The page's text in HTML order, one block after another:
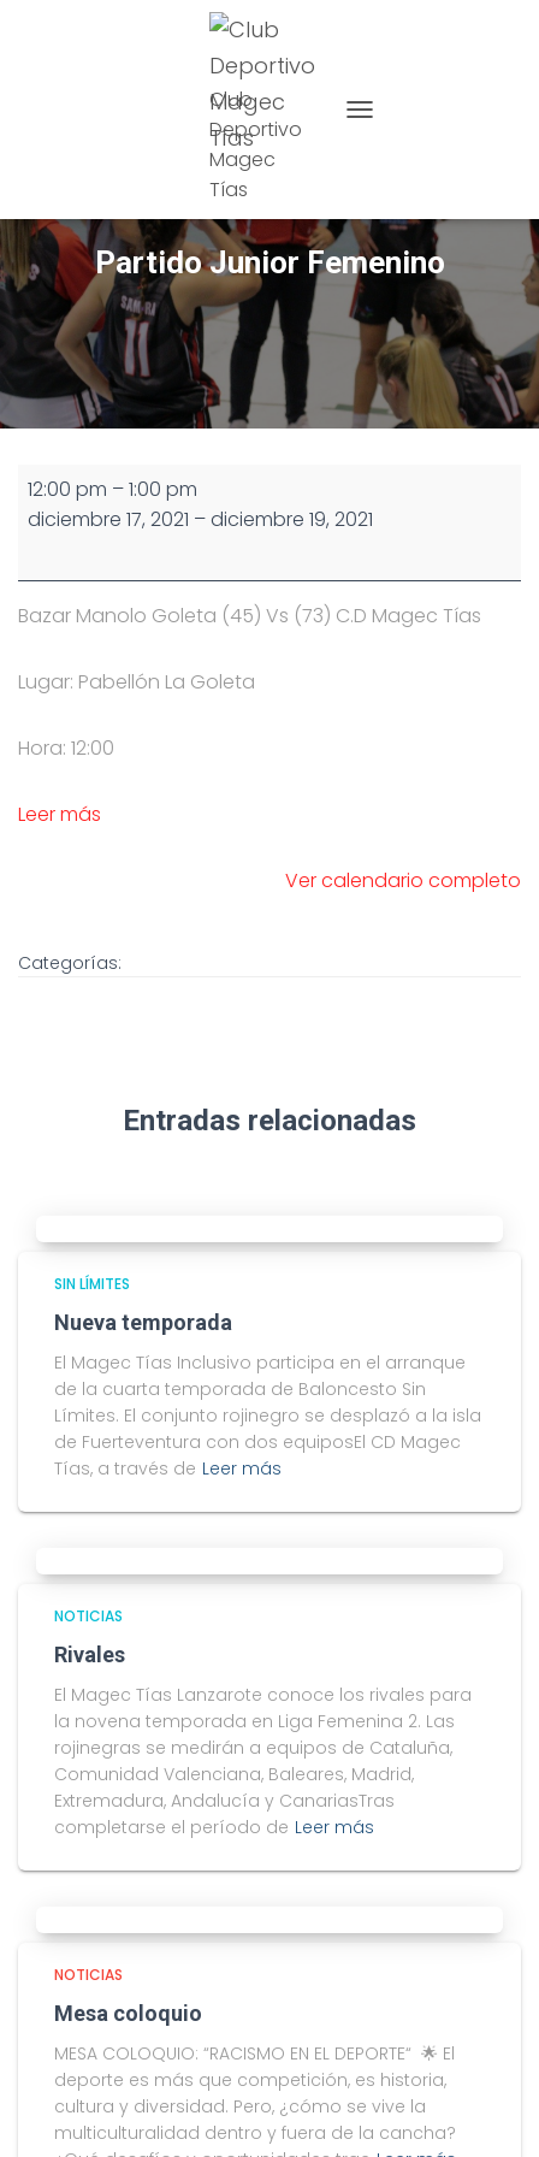
Club
Deportivo
Magec
Tías
Partido Junior Femenino
Partido
Junior
12:00 pm –1:00 pm
diciembre 17, 2021 –diciembre 19, 2021
Bazar Manolo Goleta (45) Vs (73) C.D Magec Tías
Lugar: Pabellón La Goleta
Hora: 12:00
Leer más
Ver calendario completo
Categorías:
Entradas relacionadas
SIN LÍMITES
Nueva temporada
El Magec Tías Inclusivo participa en el arranque
de la cuarta temporada de Baloncesto Sin
Límites. El conjunto rojinegro se desplazó a la isla
de Fuerteventura con dos equiposEl CD Magec
Tías, a través de Leer más
NOTICIAS
Rivales
El Magec Tías Lanzarote conoce los rivales para
la novena temporada en Liga Femenina 2. Las
rojinegras se medirán a equipos de Cataluña,
Comunidad Valenciana, Baleares, Madrid,
Extremadura, Andalucía y CanariasTras
completarse el período de Leer más
NOTICIAS
Mesa coloquio
MESA COLOQUIO: “RACISMO EN EL DEPORTE“ 🌟 El
deporte es más que competición, es historia,
cultura y diversidad. Pero, ¿cómo se vive la
multiculturalidad dentro y fuera de la cancha?